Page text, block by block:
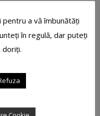
a vă îmbunătăți
în regulă, dar puteți
doriți.